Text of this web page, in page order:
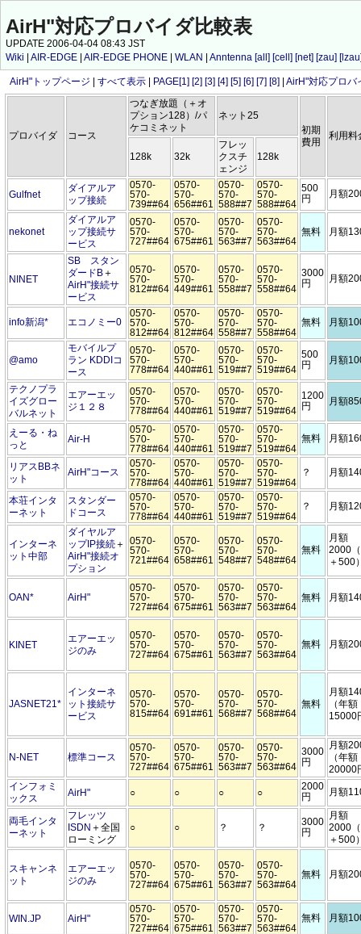
AirH"対応プロバイダ比較表
UPDATE 2006-04-04 08:43 JST
Wiki | AIR-EDGE | AIR-EDGE PHONE | WLAN | Anntenna [all] [cell] [net] [zau]
AirH"トップページ | すべて表示 | PAGE[1] [2] [3] [4] [5] [6] [7] [8] | AirH"対応プロバ
プロバイダ コース
つなぎ放題（＋オ
プション128）/パ
ケコミネット
ネット25
初期
費用
利用料
128k 32k
フレッ
クスチ
ェンジ
128k
Gulfnet
ダイアルア
ップ接続
0570-
570-
739##64
0570-
570-
656##61
0570-
570-
588##7
0570-
570-
588##64
500
円
月額
nekonet
ダイアルア
ップ接続サ
ービス
0570-
570-
727##64
0570-
570-
675##61
0570-
570-
563##7
0570-
570-
563##64
無料 月額
NINET
SB スタン
ダードB ＋
AirH"接続サ
ービス
0570-
570-
812##64
0570-
570-
449##61
0570-
570-
558##7
0570-
570-
558##64
3000
円
月額
info新潟* エコノミー0
0570-
570-
812##64
0570-
570-
812##64
0570-
570-
558##7
0570-
570-
558##64
無料 月額
@amo
モバイルプ
ラン KDDIコ
ース
0570-
570-
778##64
0570-
570-
440##61
0570-
570-
519##7
0570-
570-
519##64
500
円
月額
テクノプラ
イズグロー
バルネット
エアーエッ
ジ１２８
0570-
570-
778##64
0570-
570-
440##61
0570-
570-
519##7
0570-
570-
519##64
1200
円
月額
えーる・ね
っと
Air-H
0570-
570-
778##64
0570-
570-
440##61
0570-
570-
519##7
0570-
570-
519##64
無料 月額
リアスBBネ
ット
AirH"コース
0570-
570-
778##64
0570-
570-
440##61
0570-
570-
519##7
0570-
570-
519##64
？ 月額
本荘インタ
ーネット
スタンダー
ドコース
0570-
570-
778##64
0570-
570-
440##61
0570-
570-
519##7
0570-
570-
519##64
？ 月額
インターネ
ット中部
ダイヤルア
ップIP接続 ＋
AirH"接続オ
プション
0570-
570-
721##64
0570-
570-
658##61
0570-
570-
548##7
0570-
570-
548##64
無料
月額
2000
＋500
OAN* AirH"
0570-
570-
727##64
0570-
570-
675##61
0570-
570-
563##7
0570-
570-
563##64
無料 月額
KINET
エアーエッ
ジのみ
0570-
570-
727##64
0570-
570-
675##61
0570-
570-
563##7
0570-
570-
563##64
無料 月額
JASNET21 *
インターネ
ット接続サ
ービス
0570-
570-
815##64
0570-
570-
691##61
0570-
570-
568##7
0570-
570-
568##64
無料
月額
（年額
15000
N-NET 標準コース
0570-
570-
727##64
0570-
570-
675##61
0570-
570-
563##7
0570-
570-
563##64
3000
円
月額
（年額
20000
インフォミ
ックス
AirH" ○ ○ ○ ○
2000
円
月額
両毛インタ
ーネット
フレッツ
ISDN ＋全国
ローミング
○ ○ ？ ？
3000
円
月額
2000
＋500
スキャンネ
ット
エアーエッ
ジのみ
0570-
570-
727##64
0570-
570-
675##61
0570-
570-
563##7
0570-
570-
563##64
無料 月額
WIN.JP AirH"
0570-
570-
727##64
0570-
570-
675##61
0570-
570-
563##7
0570-
570-
563##64
無料 月額